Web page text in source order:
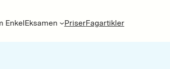
EnkelEksamen PriserFagartikler